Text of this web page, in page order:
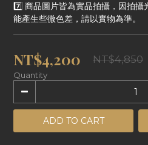
7️⃣ 商品圖片皆為實品拍攝，因拍
能產生些微色差，請以實物為準。
NT$4,200 NT$4,850
Quantity
ADD TO CART